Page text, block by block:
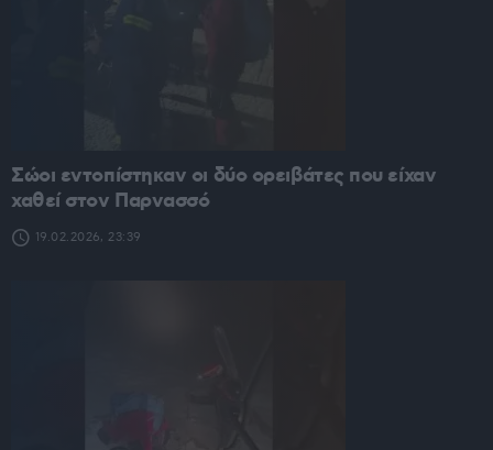
Σώοι εντοπίστηκαν οι δύο ορειβάτες που είχαν
χαθεί στον Παρνασσό
19.02.2026, 23:39